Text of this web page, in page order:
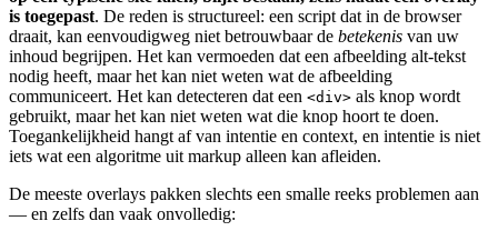
is toegepast. De reden is structureel: een script dat in de browser
draait, kan eenvoudigweg niet betrouwbaar de betekenis van uw
inhoud begrijpen. Het kan vermoeden dat een afbeelding alt-tekst
nodig heeft, maar het kan niet weten wat de afbeelding
communiceert. Het kan detecteren dat een <div> als knop wordt
gebruikt, maar het kan niet weten wat die knop hoort te doen.
Toegankelijkheid hangt af van intentie en context, en intentie is niet
iets wat een algoritme uit markup alleen kan afleiden.
De meeste overlays pakken slechts een smalle reeks problemen aan
— en zelfs dan vaak onvolledig: